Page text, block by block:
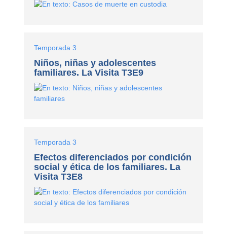
Temporada 3
Niños, niñas y adolescentes
familiares. La Visita T3E9
Temporada 3
Efectos diferenciados por condición
social y ética de los familiares. La
Visita T3E8